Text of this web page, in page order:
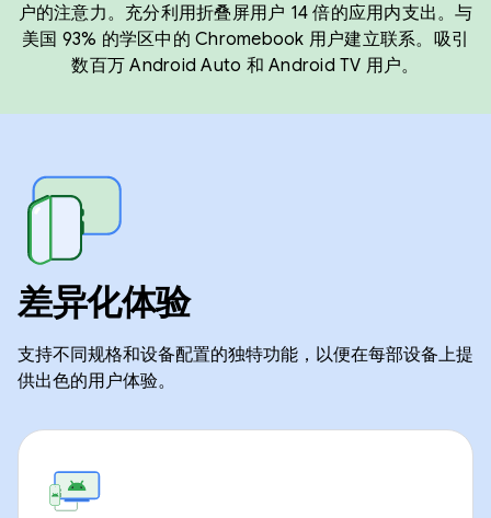
户的注意力。充分利用折叠屏用户 14 倍的应用内支出。与
美国 93% 的学区中的 Chromebook 用户建立联系。吸引
数百万 Android Auto 和 Android TV 用户。
差异化体验
支持不同规格和设备配置的独特功能，以便在每部设备上提
供出色的用户体验。